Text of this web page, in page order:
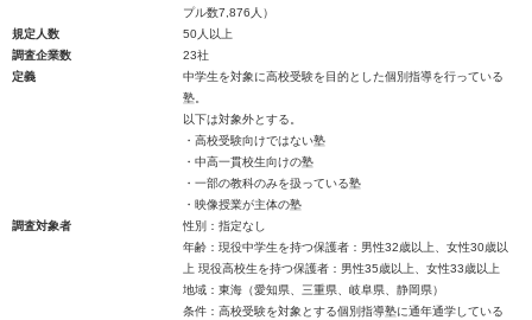
プル数7,876人）
規定人数
50人以上
調査企業数
23社
定義
中学生を対象に高校受験を目的とした個別指導を行っている
塾。
以下は対象外とする。
・高校受験向けではない塾
・中高一貫校生向けの塾
・一部の教科のみを扱っている塾
・映像授業が主体の塾
調査対象者
性別：指定なし
年齢：現役中学生を持つ保護者：男性32歳以上、女性30歳以
上 現役高校生を持つ保護者：男性35歳以上、女性33歳以上
地域：東海（愛知県、三重県、岐阜県、静岡県）
条件：高校受験を対象とする個別指導塾に通年通学している